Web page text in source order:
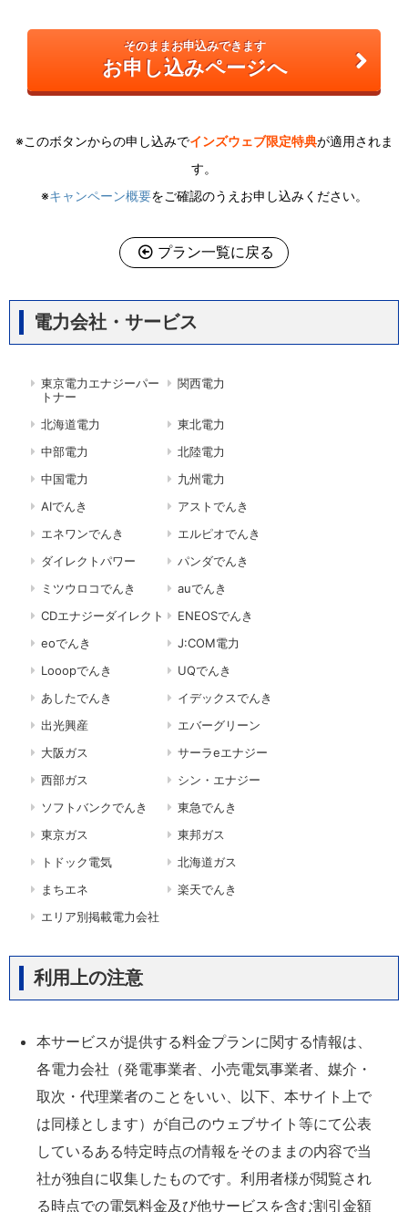
そのままお申込みできます
お申し込みページへ
※このボタンからの申し込みでインズウェブ限定特典が適用されま
す。
※キャンペーン概要をご確認のうえお申し込みください。
プラン一覧に戻る
電力会社・サービス
東京電力エナジーパー
トナー
関西電力
北海道電力
東北電力
中部電力
北陸電力
中国電力
九州電力
AIでんき
アストでんき
エネワンでんき
エルピオでんき
ダイレクトパワー
パンダでんき
ミツウロコでんき
auでんき
CDエナジーダイレクト
ENEOSでんき
eoでんき
J:COM電力
Looopでんき
UQでんき
あしたでんき
イデックスでんき
出光興産
エバーグリーン
大阪ガス
サーラeエナジー
西部ガス
シン・エナジー
ソフトバンクでんき
東急でんき
東京ガス
東邦ガス
トドック電気
北海道ガス
まちエネ
楽天でんき
エリア別掲載電力会社
利用上の注意
本サービスが提供する料金プランに関する情報は、
各電力会社（発電事業者、小売電気事業者、媒介・
取次・代理業者のことをいい、以下、本サイト上で
は同様とします）が自己のウェブサイト等にて公表
しているある特定時点の情報をそのままの内容で当
社が独自に収集したものです。利用者様が閲覧され
る時点での電気料金及び他サービスを含む割引金額